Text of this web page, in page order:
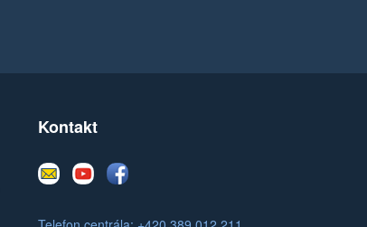
Kontakt
E-
mail
YoutubeFacebook